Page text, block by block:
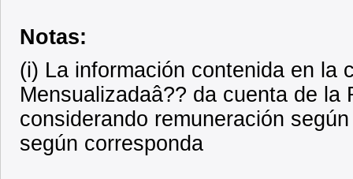
Notas:
(i) La información contenida en la
Mensualizadaâ?? da cuenta de
considerando remuneración
según corresponda